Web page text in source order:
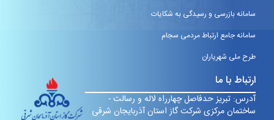
سامانه بازرسی و رسیدگی به شکایات
سامانه جامع ارتباط مردمی سجام
طرح ملی شهریاران
ارتباط با ما
آدرس: تبریز حدفاصل چهارراه لاله و رسالت -
ساختمان مرکزی شرکت گاز استان آذربایجان شرقی